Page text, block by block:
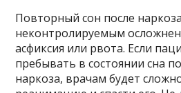
Повторный сон после
неконтролируемым
асфиксия или рвота. Если
пребывать в состоянии сна
наркоза, врачам будет